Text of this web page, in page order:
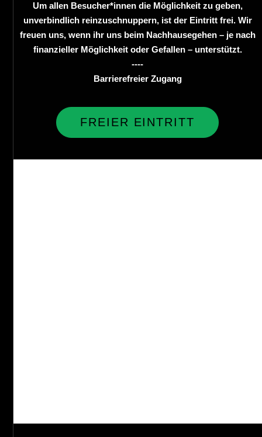
Um allen Besucher*innen die Möglichkeit zu geben,
unverbindlich reinzuschnuppern, ist der Eintritt frei. Wir
freuen uns, wenn ihr uns beim Nachhausegehen – je nach
finanzieller Möglichkeit oder Gefallen – unterstützt.
----
Barrierefreier Zugang
FREIER EINTRITT